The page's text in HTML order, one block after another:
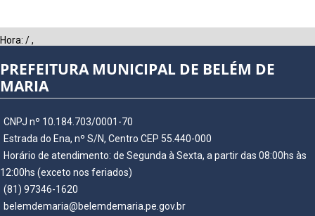
Hora: /,
PREFEITURA MUNICIPAL DE BELÉM DE
MARIA
CNPJ nº 10.184.703/0001-70
Estrada do Ena, nº S/N, Centro CEP 55.440-000
Horário de atendimento: de Segunda à Sexta, a partir das 08:00hs às
12:00hs (exceto nos feriados)
(81) 97346-1620
belemdemaria@belemdemaria.pe.gov.br